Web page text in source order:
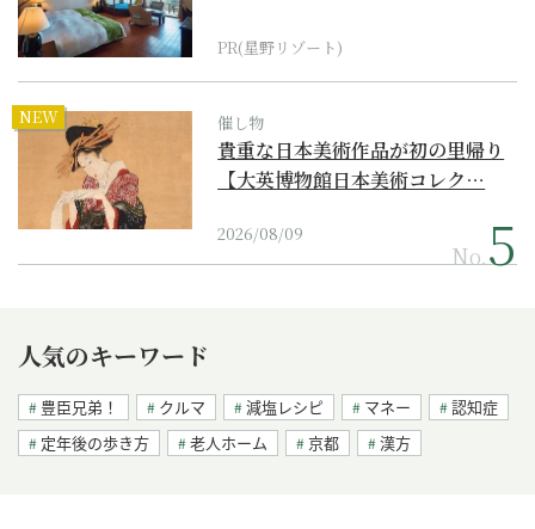
PR(星野リゾート)
NEW 催し物
貴重な日本美術作品が初の里帰り
【大英博物館日本美術コレク…
2026/08/09
No.
人気のキーワード
豊臣兄弟！ クルマ 減塩レシピ マネー
認知症
定年後の歩き方
老人ホーム 京都 漢方